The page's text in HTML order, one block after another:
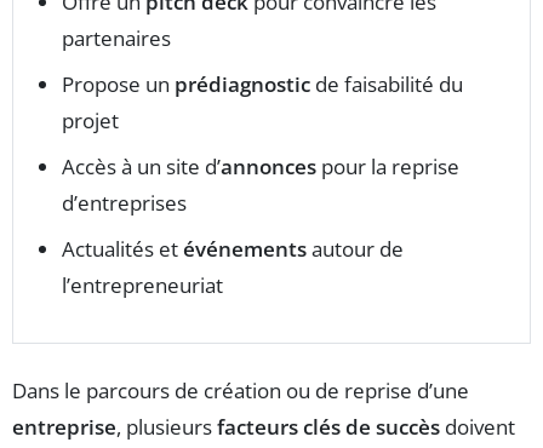
partenaires
Propose un prédiagnostic de faisabilité du
projet
Accès à un site d’annonces pour la reprise
d’entreprises
Actualités etévénementsautour de
l’entrepreneuriat
Dans le parcours de création ou de reprise d’une
entreprise, plusieursfacteurs clés de succès doivent